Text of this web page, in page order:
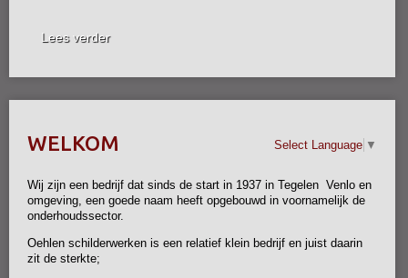
Lees verder
Select Language ▼
WELKOM
Wij zijn een bedrijf dat sinds de start in 1937 in Tegelen Venlo en
omgeving, een goede naam heeft opgebouwd in voornamelijk de
onderhoudssector.
Oehlen schilderwerken is een relatief klein bedrijf en juist daarin
zit de sterkte;